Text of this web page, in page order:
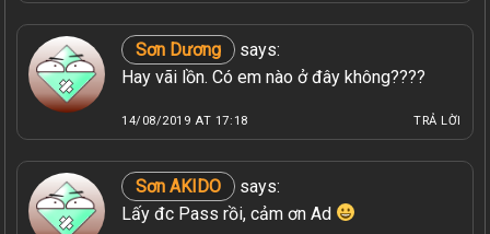
Sơn Dương
says:
Hay vãi lồn. Có em nào ở đây không????
14/08/2019 AT 17:18 TRẢ LỜI
Sơn AKIDO
says:
Lấy đc Pass rồi, cảm ơn Ad